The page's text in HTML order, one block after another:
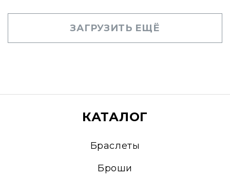
ЗАГРУЗИТЬ ЕЩЁ
КАТАЛОГ
Браслеты
Броши